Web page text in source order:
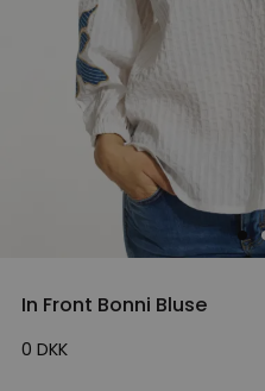
In Front Bonni Bluse
0 DKK